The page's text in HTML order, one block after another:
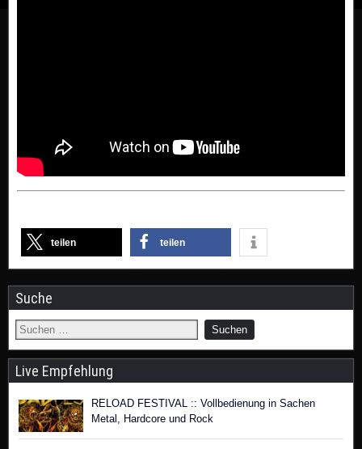
teilen teilen
Suche
Live Empfehlung
RELOAD FESTIVAL :: Vollbedienung in Sachen
Metal, Hardcore und Rock